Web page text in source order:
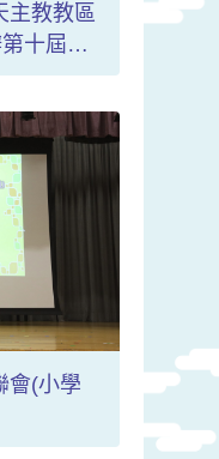
主教教區
十屆
」決賽
會(小學